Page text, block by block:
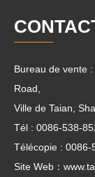
Bureau de vente
Road,
Ville de Taian,
Tél : 0086-538-
Télécopie : 0086-
Site Web：